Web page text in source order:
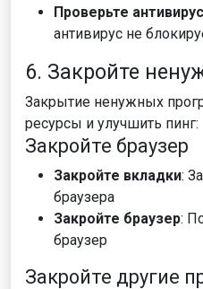
Проверьте антивирус
антивирус не
6. Закройте
Закрытие ненужных
ресурсы и улучшить пинг:
Закройте браузер
Закройте вкладки:
браузера
Закройте браузер:
браузер
Закройте другие